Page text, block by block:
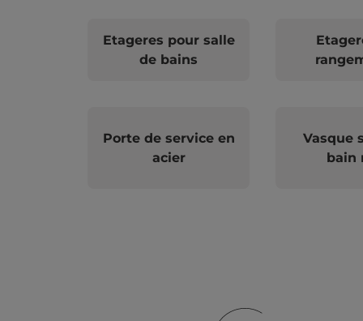
Etageres pour salle
de bains
Porte de service en
acier
Vasque
bain